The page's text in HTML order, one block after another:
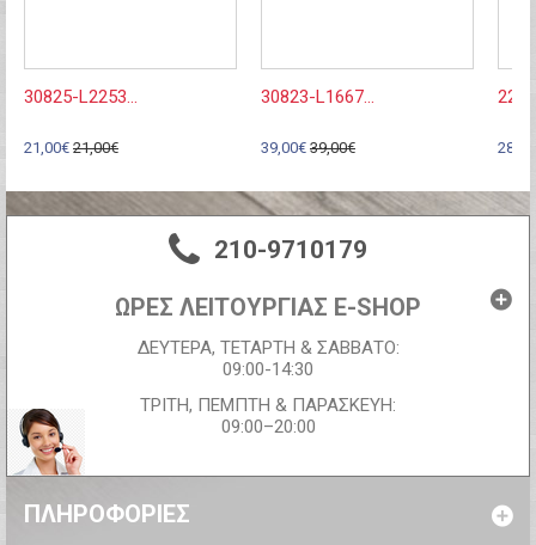
30825-L2253...
21,00€ 21,00€
30823-L1667...
39,00€ 39,00€
210-9710179
ΩΡΕΣ ΛΕΙΤΟΥΡΓΙΑΣ E-SHOP
ΔΕΥΤΕΡΑ, ΤΕΤΑΡΤΗ & ΣΑΒΒΑΤΟ:
09:00-14:30
ΤΡΙΤΗ, ΠΕΜΠΤΗ & ΠΑΡΑΣΚΕΥΗ:
09:00–20:00
ΠΛΗΡΟΦΟΡΊΕΣ